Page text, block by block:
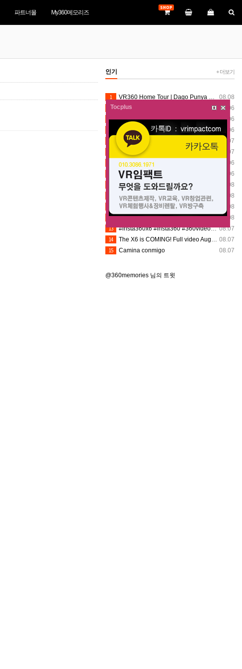
SHOP
파트너몰 My360메모리즈
인기 + 더보기
08.08
1
VR360 Home Tour | Dago Punya Hidden Gem Baru! Keliling Smart Valley Dago Cek Progress Terbaru Part 2
08.06
2
宜花DOC【VR360數位走讀】新城老街
08.06
3
[EN]【360°VR】Hodosan Shrine VR360 Walk | Chichibu Three Shrines Part 1
08.06
Inside the World’s Tallest Indoor Waterfall | Jewel Changi Rain Vortex | 8K VR360
08.07
जय शंभू #shortsverity​ #verityminecraft​ #veritymod​ #360​ #360video​ #VR​ #vr360​ #360vr​ #vrvideo​
08.07
08.06
URS Mubarak coming son#verity #verityminecraft #veritymod #360video #VR #vr360 #vrvideo #growyoutube
08.06
Teriak-teriak dikejar Alien
08.08
#360degree#video#manalitrip
08.08
One Night! Two Events! Two Vibes! Flashback Friday
08.08
360-degree equirectangular video#360VR #VirtualReality #ImmersiveExperience #VRWorld #FutureTech
08.08
12
4 Channel Dash Cam 360° Car Video Recorder Black Box with Night Vision 24/7 Parking Monitor G-Senso
08.07
13
#insta360x6 #insta360 #360video #360camera
08.07
14
The X6 is COMING! Full video August 12th @insta360 @insta360_usa
08.07
15 Camina conmigo
@360memories 님의 트윗
Tocplus